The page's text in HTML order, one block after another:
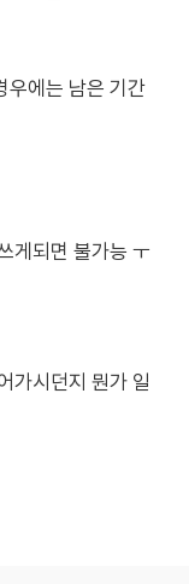
우에는 남은 기간
게되면 불가능 ㅜ
가시던지 뭔가 일